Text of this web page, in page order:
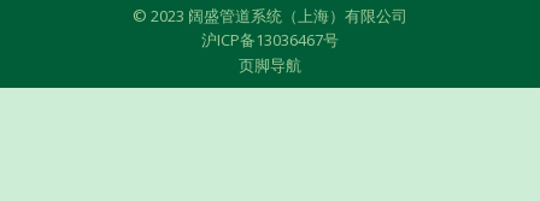
© 2023 阔盛管道系统（上海）有限公司
沪ICP备13036467号
页脚导航